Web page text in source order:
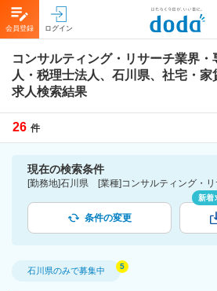
会員登録 ログイン
コンサルティング・リサーチ業界
人・税理士法人、石川県、社宅・家
求人検索結果
26 件
現在の検索条件
条件の変更
新着
石川県のみで募集中